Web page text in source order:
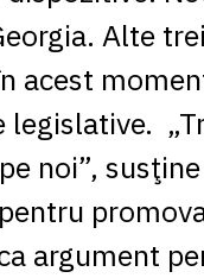
Alte
acest
noi”,
argument